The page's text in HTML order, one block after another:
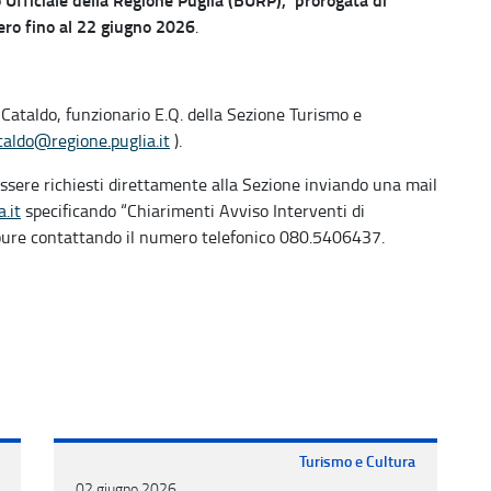
fino al 22 giugno 2026.
funzionario E.Q. della Sezione Turismo e
).
richiesti direttamente alla Sezione inviando una mail
specificando “Chiarimenti Avviso Interventi di
contattando il numero telefonico 080.5406437.
Turismo e Cultura